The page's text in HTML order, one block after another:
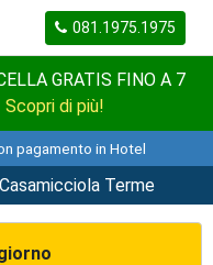
081.1975.1975
GRATIS FINO A 7
Scopri di più!
pagamento in Hotel
Terme